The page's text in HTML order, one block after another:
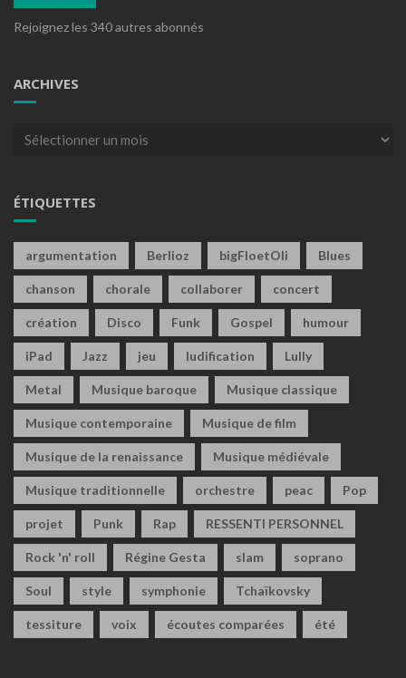
Rejoignez les 340 autres abonnés
ARCHIVES
Archives
ÉTIQUETTES
argumentation Berlioz bigFloetOli Blues
chanson chorale collaborer concert
création Disco Funk Gospel humour
iPad Jazz jeu ludification Lully
Metal Musique baroque Musique classique
Musique contemporaine Musique de film
Musique de la renaissance Musique médiévale
Musique traditionnelle orchestre peac Pop
projet Punk Rap RESSENTI PERSONNEL
Rock 'n' roll Régine Gesta slam soprano
Soul style symphonie Tchaïkovsky
tessiture voix écoutes comparées été